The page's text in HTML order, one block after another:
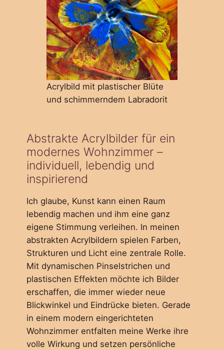
Acrylbild mit plastischer Blüte
und schimmerndem Labradorit
Abstrakte Acrylbilder für ein
modernes Wohnzimmer –
individuell, lebendig und
inspirierend
Ich glaube, Kunst kann einen Raum
lebendig machen und ihm eine ganz
eigene Stimmung verleihen. In meinen
abstrakten Acrylbildern spielen Farben,
Strukturen und Licht eine zentrale Rolle.
Mit dynamischen Pinselstrichen und
plastischen Effekten möchte ich Bilder
erschaffen, die immer wieder neue
Blickwinkel und Eindrücke bieten. Gerade
in einem modern eingerichteten
Wohnzimmer entfalten meine Werke ihre
volle Wirkung und setzen persönliche